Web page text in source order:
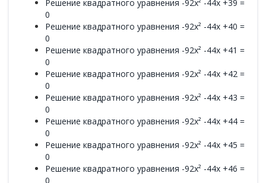
Решение квадратного уравнения -92x² -44x +39 =
0
Решение квадратного уравнения -92x² -44x +40 =
0
Решение квадратного уравнения -92x² -44x +41 =
0
Решение квадратного уравнения -92x² -44x +42 =
0
Решение квадратного уравнения -92x² -44x +43 =
0
Решение квадратного уравнения -92x² -44x +44 =
0
Решение квадратного уравнения -92x² -44x +45 =
0
Решение квадратного уравнения -92x² -44x +46 =
0